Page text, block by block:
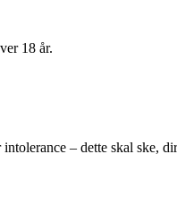
18 år.
– dette skal ske,